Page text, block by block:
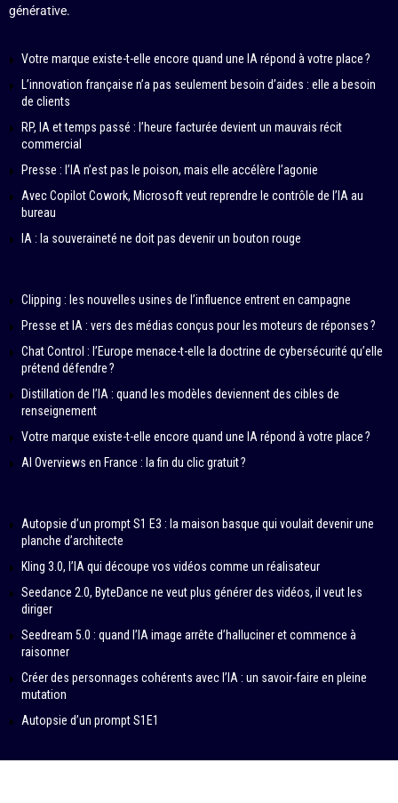
générative.
Votre marque existe-t-elle encore quand une IA répond à votre place ?
L’innovation française n’a pas seulement besoin d’aides : elle a besoin
de clients
RP, IA et temps passé : l’heure facturée devient un mauvais récit
commercial
Presse : l’IA n’est pas le poison, mais elle accélère l’agonie
Avec Copilot Cowork, Microsoft veut reprendre le contrôle de l’IA au
bureau
IA : la souveraineté ne doit pas devenir un bouton rouge
Clipping : les nouvelles usines de l’influence entrent en campagne
Presse et IA : vers des médias conçus pour les moteurs de réponses ?
Chat Control : l’Europe menace-t-elle la doctrine de cybersécurité qu’elle
prétend défendre ?
Distillation de l’IA : quand les modèles deviennent des cibles de
renseignement
Votre marque existe-t-elle encore quand une IA répond à votre place ?
AI Overviews en France : la fin du clic gratuit ?
Autopsie d’un prompt S1 E3 : la maison basque qui voulait devenir une
planche d’architecte
Kling 3.0, l’IA qui découpe vos vidéos comme un réalisateur
Seedance 2.0, ByteDance ne veut plus générer des vidéos, il veut les
diriger
Seedream 5.0 : quand l’IA image arrête d’halluciner et commence à
raisonner
Créer des personnages cohérents avec l’IA : un savoir-faire en pleine
mutation
Autopsie d’un prompt S1E1